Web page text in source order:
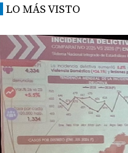
LO MÁS VISTO